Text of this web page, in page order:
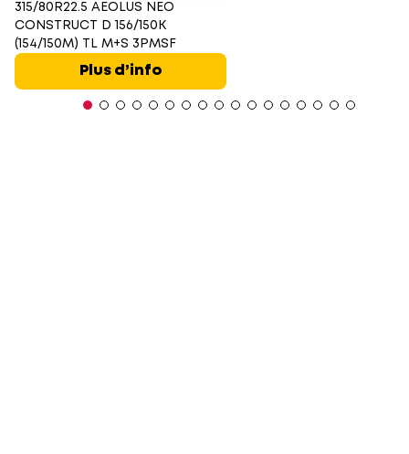
315/80R22.5 AEOLUS NEO
CONSTRUCT D 156/150K
(154/150M) TL M+S 3PMSF
Plus d’info